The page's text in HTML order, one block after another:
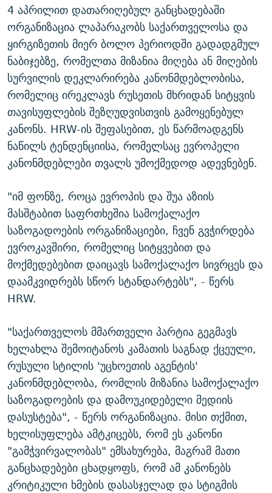
4 აპრილით დათარიღებულ განცხადებაში
ორგანიზაცია ლაპარაკობს საქართველოსა და
ყირგიზეთის მიერ ბოლო პერიოდში გადადგმულ
ნაბიჯებზე, რომელთა მიზანია მიღება ან მიღების
სურვილის დეკლარირება კანონმდებლობისა,
რომელიც ირეკლავს რუსეთის მხრიდან სიტყვის
თავისუფლების შეზღუდვისთვის გამოყენებულ
კანონს. HRW-ის შეფასებით, ეს წარმოადგენს
ნაწილს ტენდენციისა, რომელსაც ევროპელი
კანონმდებლები თვალს უმოქმედოდ ადევნებენ.
"იმ ფონზე, როცა ევროპის და შუა აზიის
მასშტაბით საფრთხეშია სამოქალაქო
საზოგადოების ორგანიზაციები, ჩვენ გვჭირდება
ევროკავშირი, რომელიც სიტყვებით და
მოქმედებებით დაიცავს სამოქალაქო სივრცეს და
დაამკვიდრებს სწორ სტანდარტებს", - წერს
HRW.
"საქართველოს მმართველი პარტია გეგმავს
ხელახლა შემოიტანოს კამათის საგნად ქცეული,
რუსული სტილის 'უცხოეთის აგენტის'
კანონმდებლობა, რომლის მიზანია სამოქალაქო
საზოგადოების და დამოუკიდებელი მედიის
დასუსტება", - წერს ორგანიზაცია. მისი თქმით,
ხელისუფლება ამტკიცებს, რომ ეს კანონი
"გამჭვირვალობას" ემსახურება, მაგრამ მათი
განცხადებები ცხადყოფს, რომ ამ კანონებს
კრიტიკული ხმების დასასჯელად და სტიგმის